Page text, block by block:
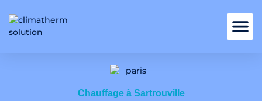
Chauffage à Sartrouville